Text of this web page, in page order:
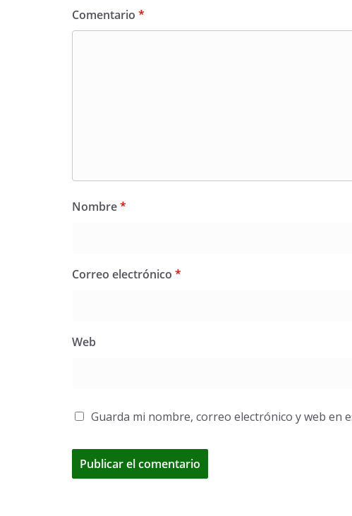
Comentario *
Nombre*
Correo electrónico *
Web
Guarda mi nombre, correo electrónico y web en